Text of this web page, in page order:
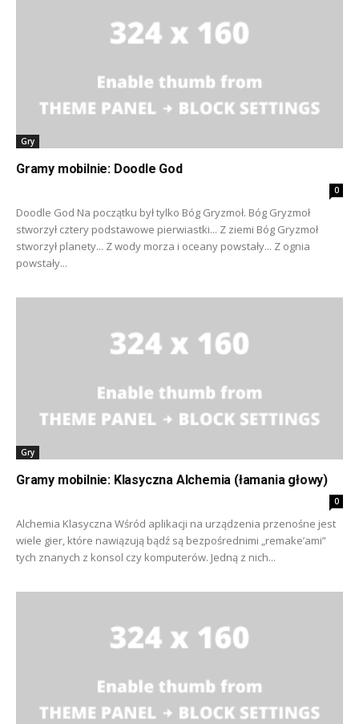
Gry
Gramy mobilnie: Doodle God
0
Doodle God Na początku był tylko Bóg Gryzmoł. Bóg Gryzmoł
stworzył cztery podstawowe pierwiastki... Z ziemi Bóg Gryzmoł
stworzył planety... Z wody morza i oceany powstały... Z ognia
powstały...
Gry
Gramy mobilnie: Klasyczna Alchemia (łamania głowy)
0
Alchemia Klasyczna Wśród aplikacji na urządzenia przenośne jest
wiele gier, które nawiązują bądź są bezpośrednimi „remake’ami”
tych znanych z konsol czy komputerów. Jedną z nich...